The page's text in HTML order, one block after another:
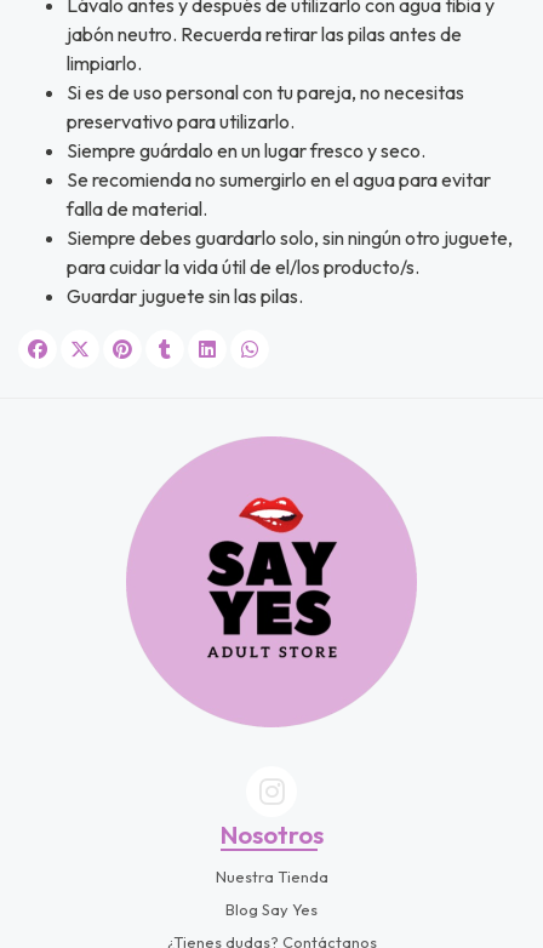
JUGAR
jabón neutro. Recuerda retirar las pilas antes de
limpiarlo.
Si es de uso personal con tu pareja, no necesitas
preservativo para utilizarlo.
Siempre guárdalo en un lugar fresco y seco.
Se recomienda no sumergirlo en el agua para evitar
falla de material.
Siempre debes guardarlo solo, sin ningún otro juguete,
para cuidar la vida útil de el/los producto/s.
Guardar juguete sin las pilas.
Nosotros
Nuestra Tienda
Blog Say Yes
¿Tienes dudas? Contáctanos